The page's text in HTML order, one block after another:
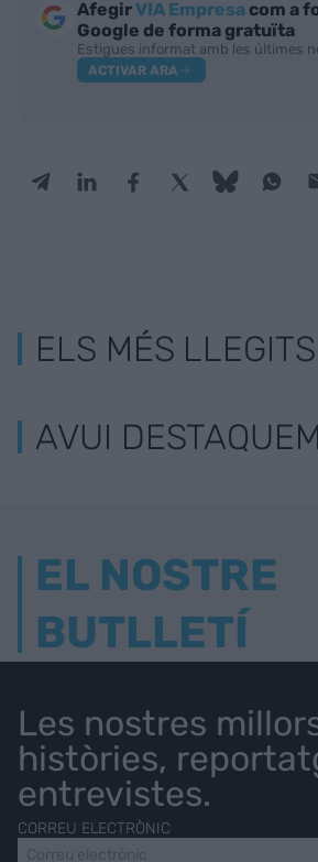
AfegirVIA Empresa com a
Google de forma gratuïta
Estigues informat amb les últimes
ACTIVAR ARA
ELS MÉS LLEGITS
AVUI DESTAQUEM
EL NOSTRE
BUTLLETÍ
Les nostres
històries,
entrevistes.
CORREU ELECTRÒNIC